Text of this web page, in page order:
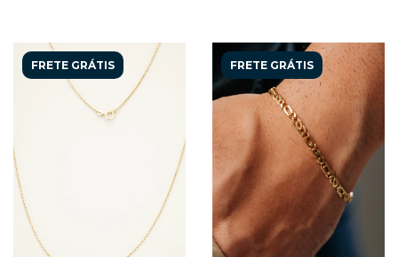
FRETE GRÁTIS FRETE GRÁTIS